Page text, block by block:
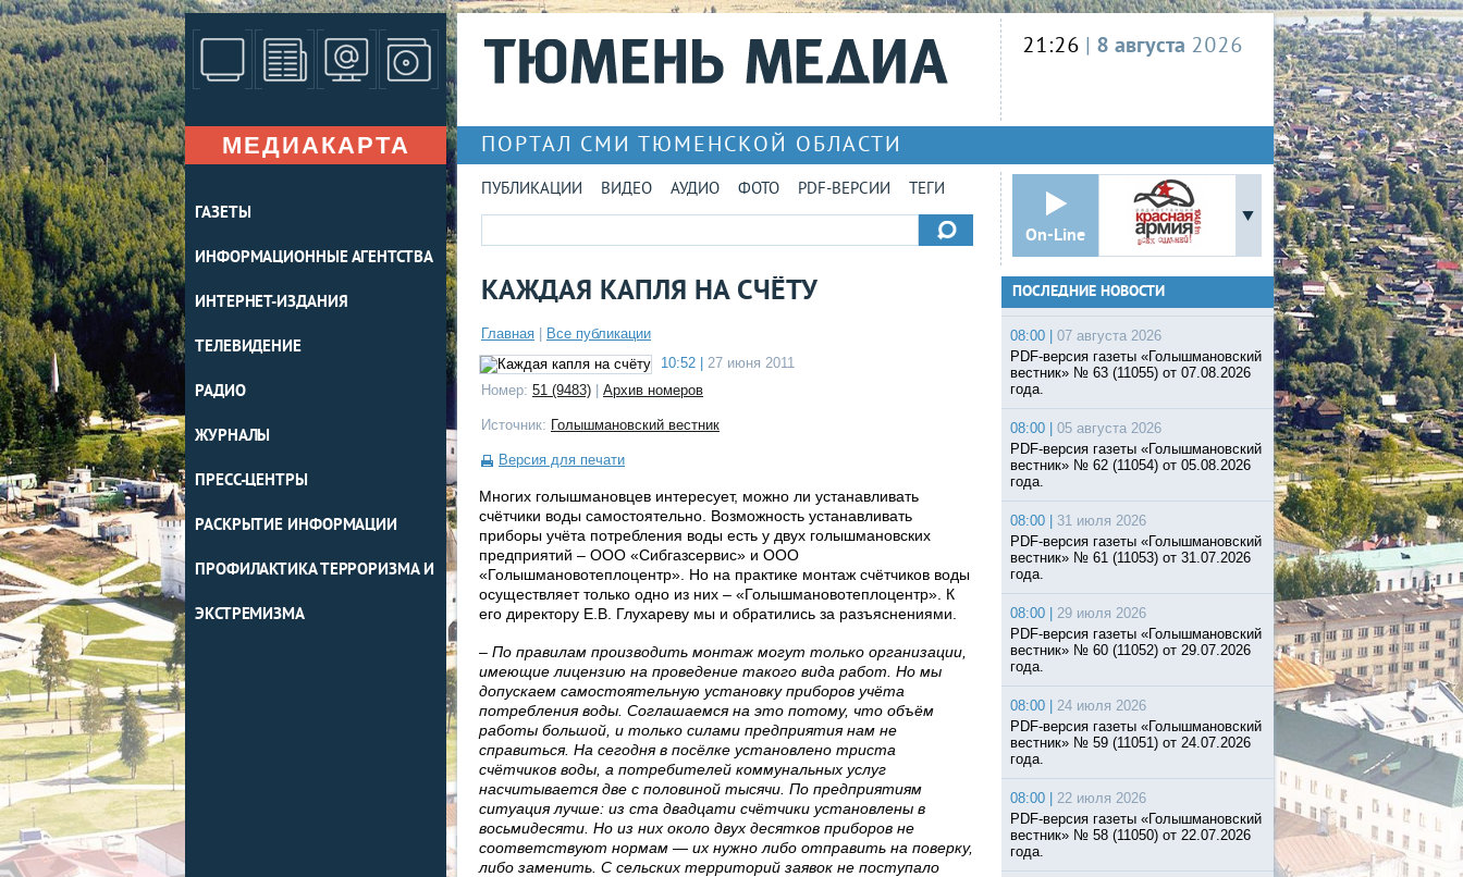
МЕДИАКАРТА
ГАЗЕТЫ
ИНФОРМАЦИОННЫЕ АГЕНТСТВА
ИНТЕРНЕТ-ИЗДАНИЯ
ТЕЛЕВИДЕНИЕ
РАДИО
ЖУРНАЛЫ
ПРЕСС-ЦЕНТРЫ
РАСКРЫТИЕ ИНФОРМАЦИИ
ПРОФИЛАКТИКА ТЕРРОРИЗМА И
ЭКСТРЕМИЗМА
21:26 | 8 августа 2026
ПОРТАЛ СМИ ТЮМЕНСКОЙ ОБЛАСТИ
ПУБЛИКАЦИИ ВИДЕО АУДИО ФОТО PDF-ВЕРСИИ ТЕГИ
On-Line
КАЖДАЯ КАПЛЯ НА СЧЁТУ
Главная
Все публикации
10:52 |
27 июня 2011
Номер: 51 (9483) Архив номеров
Источник: Голышмановский вестник
Версия для печати
Многих голышмановцев интересует, можно ли устанавливать
счётчики воды самостоятельно. Возможность устанавливать
приборы учёта потребления воды есть у двух голышмановских
предприятий – ООО «Сибгазсервис» и ООО
«Голышмановотеплоцентр». Но на практике монтаж счётчиков воды
осуществляет только одно из них – «Голышмановотеплоцентр». К
его директору Е.В. Глухареву мы и обратились за разъяснениями.
– По правилам производить монтаж могут только организации,
имеющие лицензию на проведение такого вида работ. Но мы
допускаем самостоятельную установку приборов учёта
потребления воды. Соглашаемся на это потому, что объём
работы большой, и только силами предприятия нам не
справиться. На сегодня в посёлке установлено триста
счётчиков воды, а потребителей коммунальных услуг
насчитывается две с половиной тысячи. По предприятиям
ситуация лучше: из ста двадцати счётчики установлены в
восьмидесяти. Но из них около двух десятков приборов не
соответствуют нормам — их нужно либо отправить на поверку,
либо заменить. С сельских территорий заявок не поступало
ПОСЛЕДНИЕ НОВОСТИ
08:00 |
07 августа 2026
PDF-версия газеты «Голышмановский
вестник» № 63 (11055) от 07.08.2026
года.
08:00 |
05 августа 2026
PDF-версия газеты «Голышмановский
вестник» № 62 (11054) от 05.08.2026
года.
08:00 |
31 июля 2026
PDF-версия газеты «Голышмановский
вестник» № 61 (11053) от 31.07.2026
года.
08:00 |
29 июля 2026
PDF-версия газеты «Голышмановский
вестник» № 60 (11052) от 29.07.2026
года.
08:00 |
24 июля 2026
PDF-версия газеты «Голышмановский
вестник» № 59 (11051) от 24.07.2026
года.
08:00 |
22 июля 2026
PDF-версия газеты «Голышмановский
вестник» № 58 (11050) от 22.07.2026
года.